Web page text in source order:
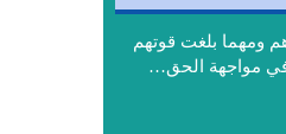
ومهما بلغت قوتهم
مواجهة الحق…